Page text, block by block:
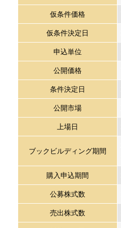
仮条件価格
仮条件決定日
申込単位
公開価格
条件決定日
公開市場
上場日
ブックビルディング期間
購入申込期間
公募株式数
売出株式数